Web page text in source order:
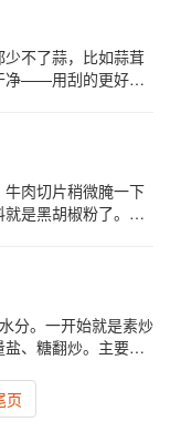
不了蒜，比如蒜茸
净——用刮的更好，
肉切片稍微腌一下
是黑胡椒粉了。先
分。一开始就是素炒
、糖翻炒。主要就
酒。添加【微信号:
页